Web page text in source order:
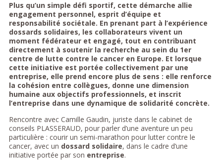
Plus qu’un simple défi sportif, cette démarche allie
engagement personnel, esprit d’équipe et
responsabilité sociétale. En prenant part à l’expérience
dossards solidaires, les collaborateurs vivent un
moment fédérateur et engagé, tout en contribuant
directement à soutenir la recherche au sein du 1er
centre de lutte contre le cancer en Europe. Et lorsque
cette initiative est portée collectivement par une
entreprise, elle prend encore plus de sens : elle renforce
la cohésion entre collègues, donne une dimension
humaine aux objectifs professionnels, et inscrit
l’entreprise dans une dynamique de solidarité concrète.
Rencontre avec Camille Gaudin, juriste dans le cabinet de
conseils PLASSERAUD, pour parler d’une aventure un peu
particulière : courir un semi-marathon pour lutter contre le
cancer, avec un dossard solidaire, dans le cadre d’une
initiative portée par son entreprise.